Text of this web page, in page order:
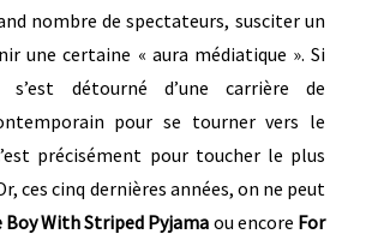
nombre de spectateurs, susciter un
une certaine « aura médiatique ». Si
s’est détourné d’une carrière de
pour se tourner vers le
précisément pour toucher le plus
ces cinq dernières années, on ne peut
Boy With Striped Pyjama ou encore For